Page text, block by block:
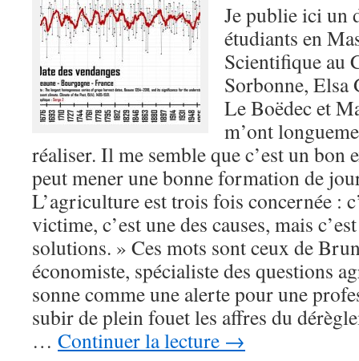
Je publie ici un
étudiants en
Scientifique au
Sorbonne, Elsa
Le Boëdec et
m’ont
réaliser. Il me semble que c’est un bon
peut mener une bonne formation de
L’agriculture est trois fois concernée :
victime, c’est une des causes, mais
solutions. » Ces mots sont ceux de
économiste, spécialiste des questions
sonne comme une alerte pour une
subir de plein fouet les affres du
… Continuer la lecture →